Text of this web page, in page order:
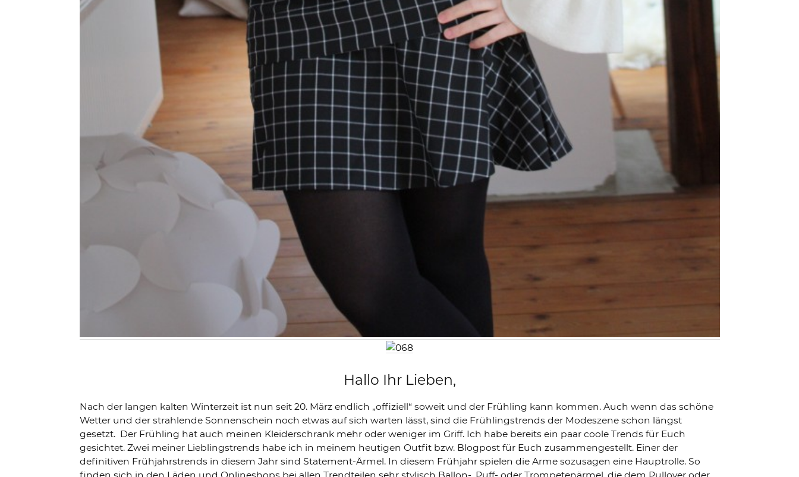
Hallo Ihr Lieben,
Nach der langen kalten Winterzeit ist nun seit 20. März endlich „offiziell“ soweit und der Frühling kann kommen. Auch wenn das schöne
Wetter und der strahlende Sonnenschein noch etwas auf sich warten lässt, sind die Frühlingstrends der Modeszene schon längst
gesetzt. Der Frühling hat auch meinen Kleiderschrank mehr oder weniger im Griff. Ich habe bereits ein paar coole Trends für Euch
gesichtet. Zwei meiner Lieblingstrends habe ich in meinem heutigen Outfit bzw. Blogpost für Euch zusammengestellt. Einer der
definitiven Frühjahrstrends in diesem Jahr sind Statement-Ärmel. In diesem Frühjahr spielen die Arme sozusagen eine Hauptrolle. So